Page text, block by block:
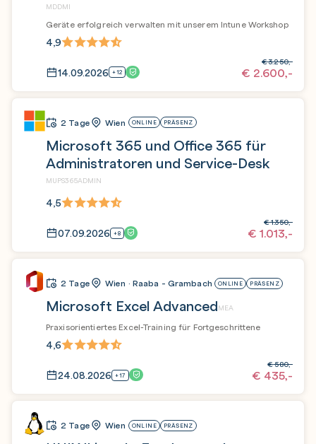
MDDMI
Geräte erfolgreich verwalten mit unserem Intune Workshop
4,9
14.09.2026 +12 € 2.600,-
€3.250,-
2 Tage Wien ONLINE PRÄSENZ
Microsoft 365 und Office 365 für
Administratoren und Service-Desk
MUPS365ADMIN
4,5
07.09.2026 +8 € 1.013,-
€1.350,-
2 Tage Wien · Raaba - Grambach ONLINE PRÄSENZ
Microsoft Excel AdvancedMEA
Praxisorientiertes Excel-Training für Fortgeschrittene
4,6
24.08.2026 +17 € 435,-
€580,-
2 Tage Wien ONLINE PRÄSENZ